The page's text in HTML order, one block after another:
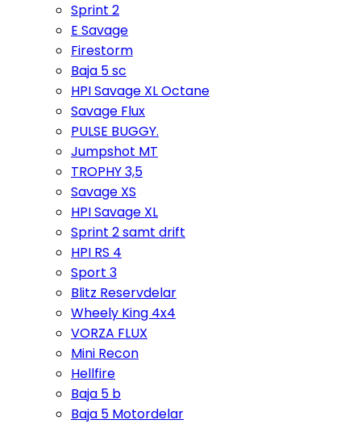
Sprint 2
E Savage
Firestorm
Baja 5 sc
HPI Savage XL Octane
Savage Flux
PULSE BUGGY.
Jumpshot MT
TROPHY 3,5
Savage XS
HPI Savage XL
Sprint 2 samt drift
HPI RS 4
Sport 3
Blitz Reservdelar
Wheely King 4x4
VORZA FLUX
Mini Recon
Hellfire
Baja 5 b
Baja 5 Motordelar